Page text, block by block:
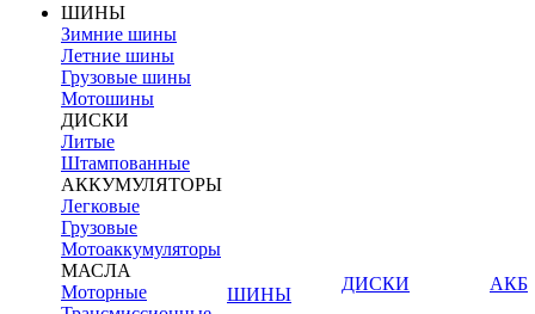
ШИНЫ
Зимние шины
Летние шины
Грузовые шины
Мотошины
ДИСКИ
Литые
Штампованные
АККУМУЛЯТОРЫ
Легковые
Грузовые
Мотоаккумуляторы
МАСЛА
Моторные
ШИНЫ
ДИСКИ
АКБ